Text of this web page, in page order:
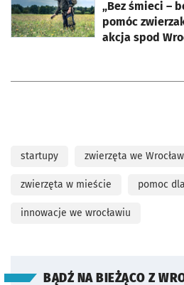
„Bez śmieci –
pomóc
akcja spod
startupy zwierzęta we
zwierzęta w mieście pomoc
innowacje we wrocławiu
BĄDŹ NA BIEŻĄCO Z